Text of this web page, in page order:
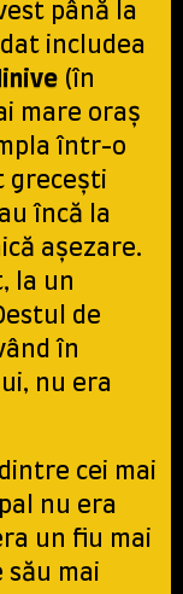
până la
includea
(în
mare oraș
într-o
grecești
încă la
așezare.
la un
de
în
nu era
cei mai
nu era
un fiu mai
mai